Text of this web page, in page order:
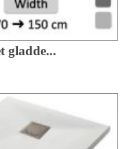
gladde...